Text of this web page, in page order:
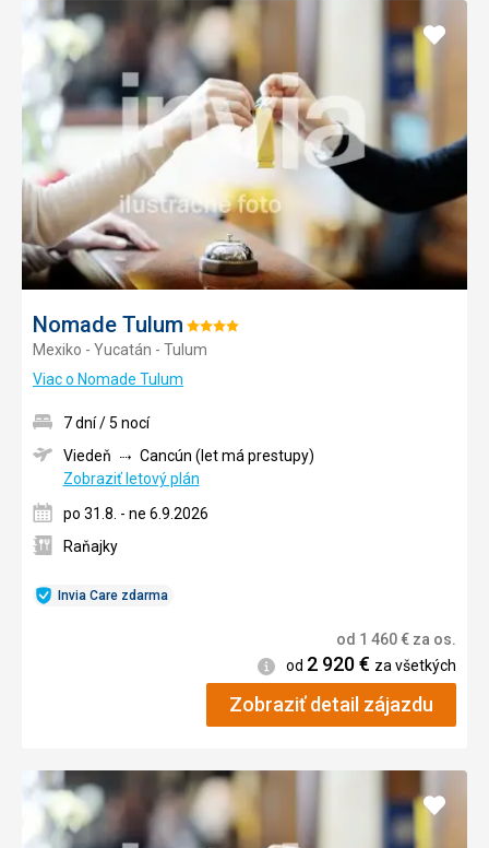
Nomade Tulum Hodnotenie:
4/5
Mexiko - Yucatán - Tulum
Viac o Nomade Tulum
Pridať
Invia Care zdarma
7 dní / 5 nocí
Viedeň
Cancún (let má prestupy)
Zobraziť letový plán
po 31.8. - ne 6.9.2026
Raňajky
od 1 460€ za os.
Informácie
od 2 920€ za všetkých
Zobraziť detail zájazdu
Pridať